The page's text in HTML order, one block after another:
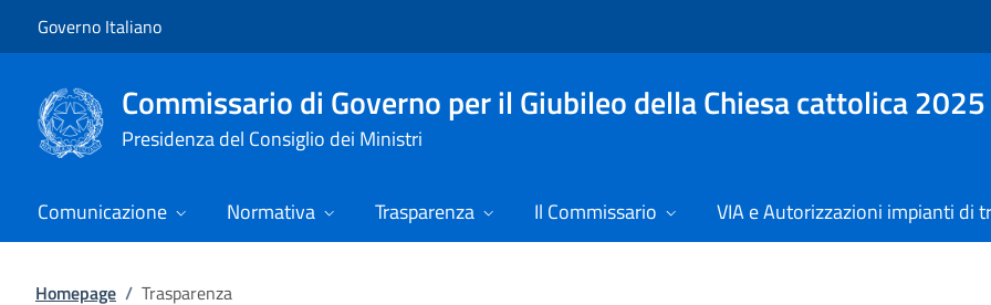
Governo Italiano
Commissario di Governo per il Giubileo della Chiesa cattolica 2025
Presidenza del Consiglio dei Ministri
Comunicazione Normativa Trasparenza Il Commissario VIA e Autorizzazioni impianti di
Homepage / Trasparenza